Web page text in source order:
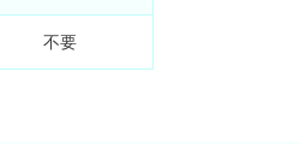
不要